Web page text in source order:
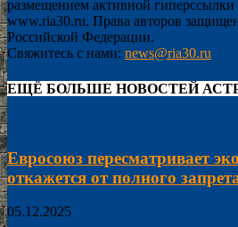
размещением активной
www.ria30.ru. Права авторов
Российской Федерации.
Свяжитесь с нами: news@ria30.ru
ЕЩЁ БОЛЬШЕ НОВОСТЕЙ
Евросоюз пересматривает
откажется от полного
05.12.2025